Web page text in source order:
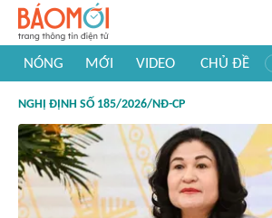
NÓNG MỚI VIDEO CHỦ ĐỀ
#Khám phá Việt Nam
#Khám phá thế giới
NGHỊ ĐỊNH SỐ 185/2026/NĐ-CP